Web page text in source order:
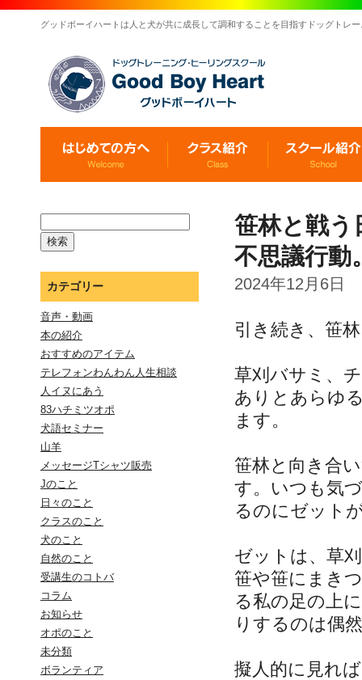
グッドボーイハートは人と犬が共に成長して調和することを目指すドッグトレ
カテゴリー
音声・動画
本の紹介
おすすめのアイテム
テレフォンわんわん人生相談
人イヌにあう
83ハチミツオポ
犬語セミナー
山羊
メッセージTシャツ販売
Jのこと
日々のこと
クラスのこと
犬のこと
自然のこと
受講生のコトバ
コラム
お知らせ
オポのこと
未分類
ボランティア
笹林と戦う
不思議行動
2024年12月6日
引き続き、笹
草刈バサミ、
ありとあらゆ
ます。
笹林と向き合
す。いつも気
るのにゼット
ゼットは、草
笹や笹にまき
る私の足の上
りするのは偶
擬人的に見れ